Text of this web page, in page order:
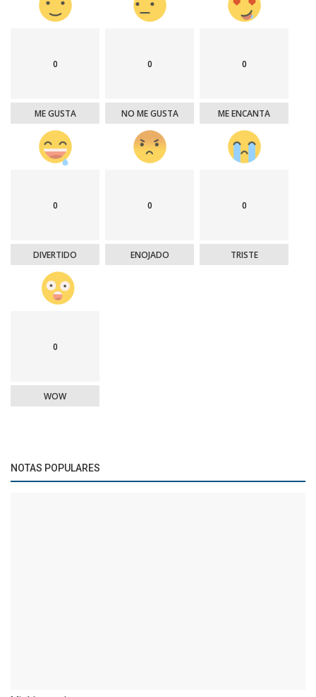
0
ME GUSTA
0
NO ME GUSTA
0
ME ENCANTA
0
DIVERTIDO
0
ENOJADO
0
TRISTE
0
WOW
NOTAS POPULARES